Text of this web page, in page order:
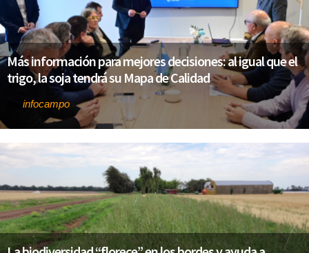
Más información para mejores decisiones: al igual que el
trigo, la soja tendrá su Mapa de Calidad
infocampo